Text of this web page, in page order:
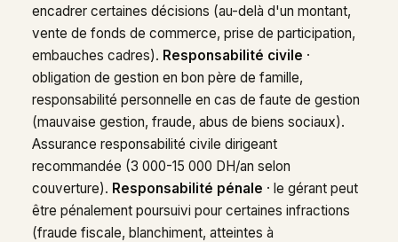
encadrer certaines décisions (au-delà d'un montant,
vente de fonds de commerce, prise de participation,
embauches cadres). Responsabilité civile ·
obligation de gestion en bon père de famille,
responsabilité personnelle en cas de faute de gestion
(mauvaise gestion, fraude, abus de biens sociaux).
Assurance responsabilité civile dirigeant
recommandée (3 000-15 000 DH/an selon
couverture). Responsabilité pénale · le gérant peut
être pénalement poursuivi pour certaines infractions
(fraude fiscale, blanchiment, atteintes à